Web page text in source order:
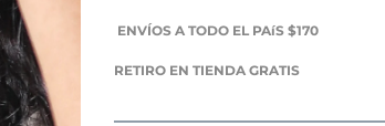
ENVÍOS A TODO EL PAíS $170
RETIRO EN TIENDA GRATIS